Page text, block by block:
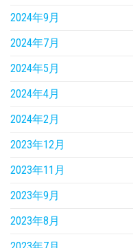
2024年9月
2024年7月
2024年5月
2024年4月
2024年2月
2023年12月
2023年11月
2023年9月
2023年8月